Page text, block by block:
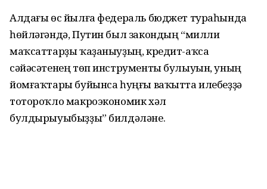
Алдағы өс йылға федераль бюджет тураһында
һөйләгәндә, Путин был закондың “милли
маҡсаттарҙы ҡаҙаныуҙың, кредит-аҡса
сәйәсәтенең төп инструменты булыуын, уның
йомғаҡтары буйынса һуңғы ваҡытта илебеҙҙә
тотороҡло макроэкономик хәл
булдырыуыбыҙҙы” билдәләне.